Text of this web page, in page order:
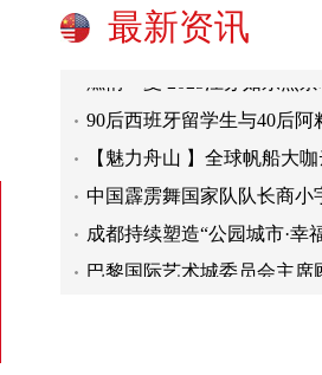
最新资讯
厦金大桥（厦门段）首批钢
90后西班牙留学生与40后阿
【魅力舟山 】全球帆船大
中国霹雳舞国家队队长商小
成都持续塑造“公园城市·幸
巴黎国际艺术城委员会主席